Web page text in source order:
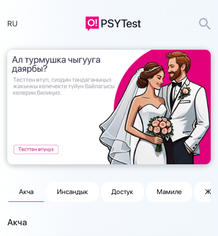
RU
Акча Инсандык Достук Мамиле
Акча